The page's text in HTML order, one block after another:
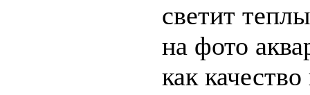
светит
на фото
как